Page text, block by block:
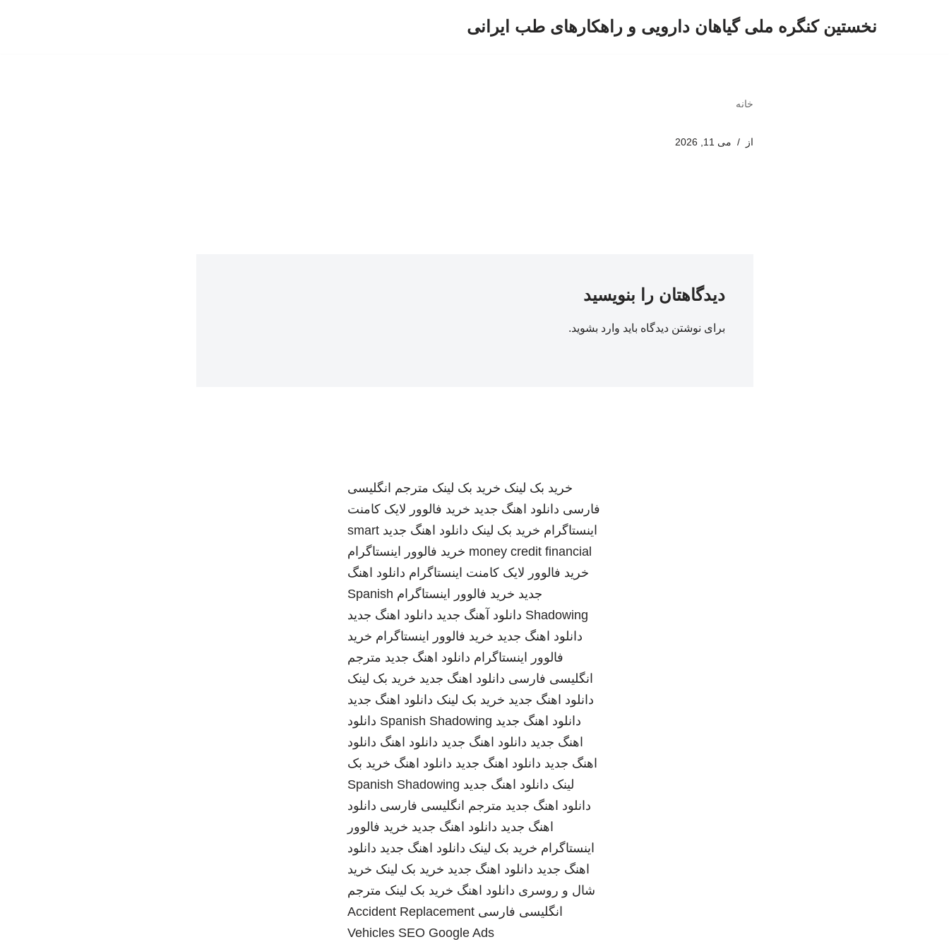
نخستین کنگره ملی گیاهان دارویی و راهکارهای طب ایرانی
خانه
از می 11, 2026
دیدگاهتان را بنویسید
برای نوشتن دیدگاه باید وارد بشوید.
خرید بک لینک خرید بک لینک مترجم انگلیسی
فارسی دانلود اهنگ جدید خرید فالوور لایک کامنت
اینستاگرام خرید بک لینک دانلود اهنگ جدید smart
money credit financial خرید فالوور اینستاگرام
خرید فالوور لایک کامنت اینستاگرام دانلود اهنگ
جدید خرید فالوور اینستاگرام Spanish
Shadowing دانلود آهنگ جدید دانلود اهنگ جدید
دانلود اهنگ جدید خرید فالوور اینستاگرام خرید
فالوور اینستاگرام دانلود اهنگ جدید مترجم
انگلیسی فارسی دانلود اهنگ جدید خرید بک لینک
دانلود اهنگ جدید خرید بک لینک دانلود اهنگ جدید
دانلود اهنگ جدید Spanish Shadowing دانلود
اهنگ جدید دانلود اهنگ جدید دانلود اهنگ دانلود
اهنگ جدید دانلود اهنگ جدید دانلود اهنگ خرید بک
لینک دانلود اهنگ جدید Spanish Shadowing
دانلود اهنگ جدید مترجم انگلیسی فارسی دانلود
اهنگ جدید دانلود اهنگ جدید خرید فالوور
اینستاگرام خرید بک لینک دانلود اهنگ جدید دانلود
اهنگ جدید دانلود اهنگ جدید خرید بک لینک خرید
شال و روسری دانلود اهنگ خرید بک لینک مترجم
انگلیسی فارسی Accident Replacement
Vehicles SEO Google Ads